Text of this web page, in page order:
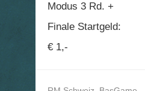
Modus 3 Rd. +
Finale Startgeld:
€ 1,-